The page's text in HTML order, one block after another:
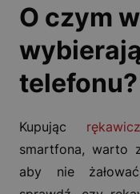
O czym
telefonu?
Kupując
smartfona, warto
aby nie